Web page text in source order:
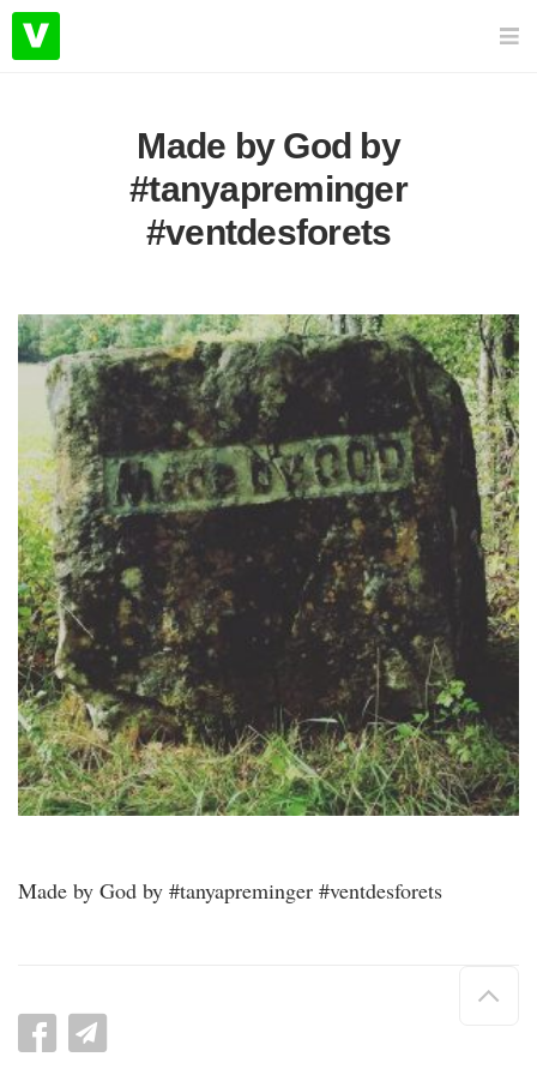
Made by God by
#tanyapreminger
#ventdesforets
Made by God by #tanyapreminger #ventdesforets
de